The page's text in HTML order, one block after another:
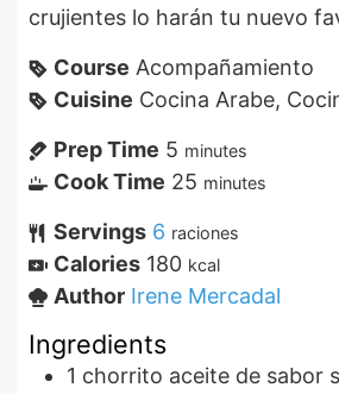
crujientes lo harán tu nuevo
Course Acompañamiento
Cuisine Cocina Arabe,
Prep Time 5 minutes
Cook Time 25 minutes
Servings 6 raciones
Calories 180 kcal
Author Irene Mercadal
Ingredients
1 chorrito aceite de sabor